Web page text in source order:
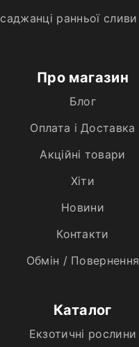
саджанці ранньої сливи
Про магазин
Блог
Оплата і Доставка
Акційні товари
Хiти
Новини
Контакти
Обмін / Повернення
Каталог
Екзотичні рослини